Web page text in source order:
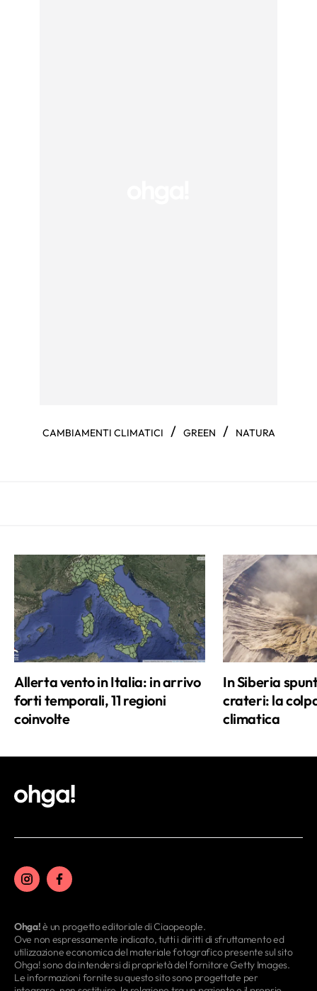
CAMBIAMENTI CLIMATICI / GREEN / NATURA
Allerta vento in Italia: in arrivo
forti temporali, 11 regioni
coinvolte
In Siberia
crateri: la
climatica
Ohga!è un progetto editoriale di Ciaopeople.
Ove non espressamente indicato, tutti i diritti di sfruttamento ed
utilizzazione economica del materiale fotografico presente sul sito
Ohga! sono da intendersi di proprietà del fornitore Getty Images.
Le informazioni fornite su questo sito sono progettate per